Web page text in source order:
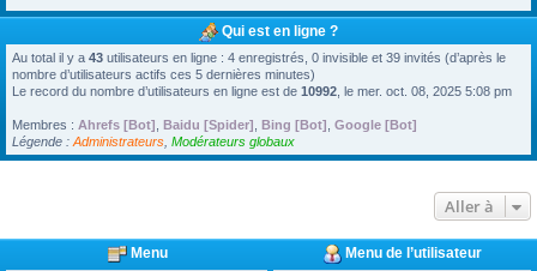
Qui est en ligne ?
Au total il y a 43 utilisateurs en ligne : 4 enregistrés, 0 invisible et 39 invités (d’après le
nombre d’utilisateurs actifs ces 5 dernières minutes)
Le record du nombre d’utilisateurs en ligne est de 10992 , le mer. oct. 08, 2025 5:08 pm
Membres : Ahrefs [Bot] Baidu [Spider] Bing [Bot] Google [Bot]
Légende : Administrateurs Modérateurs globaux
Aller à
Menu Menu de l’utilisateur